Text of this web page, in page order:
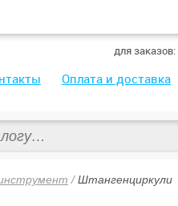
Оплата и доставка
для заказов:
/Штангенциркули